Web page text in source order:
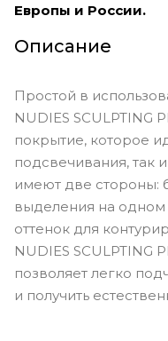
Европы и России.
Описание
Простой в
NUDIES SCULPTING
покрытие, которое
подсвечивания, так
имеют две стороны:
выделения на одном
оттенок для
NUDIES
позволяет легко
и получить